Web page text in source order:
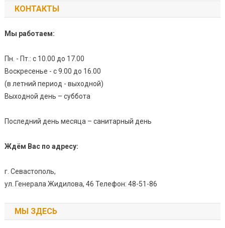
КОНТАКТЫ
Мы работаем:
Пн. - Пт.: с 10.00 до 17.00
Воскресенье - с 9.00 до 16.00
(в летний период - выходной)
Выходной день – суббота
Последний день месяца – санитарный день
Ждём Вас по адресу:
г. Севастополь,
ул. Генерала Жидилова, 46 Телефон: 48-51-86
МЫ ЗДЕСЬ